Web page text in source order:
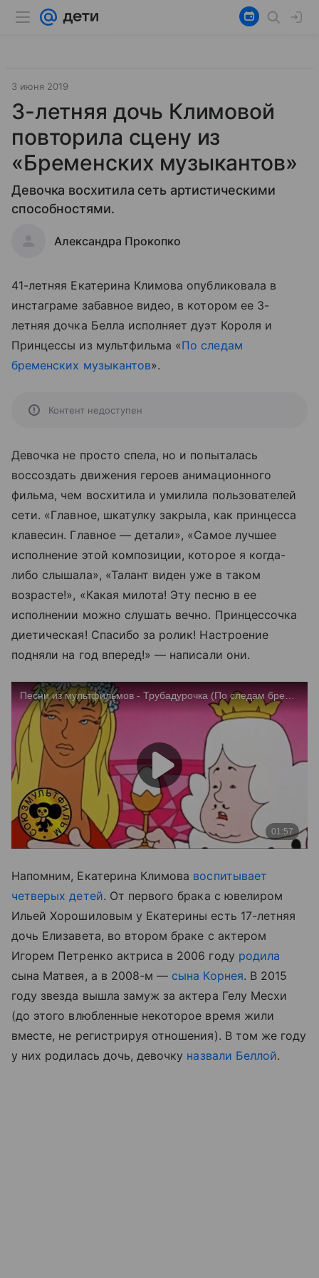
3 июня 2019
3-летняя дочь Климовой
повторила сцену из
«Бременских музыкантов»
Девочка восхитила сеть артистическими
способностями.
Александра Прокопко
41-летняя Екатерина Климова опубликовала в
инстаграме забавное видео, в котором ее 3-
летняя дочка Белла исполняет дуэт Короля и
Принцессы из мультфильма «По следам
бременских музыкантов».
Контент недоступен
Девочка не просто спела, но и попыталась
воссоздать движения героев анимационного
фильма, чем восхитила и умилила пользователей
сети. «Главное, шкатулку закрыла, как принцесса
клавесин. Главное — детали», «Самое лучшее
исполнение этой композиции, которое я когда-
либо слышала», «Талант виден уже в таком
возрасте!», «Какая милота! Эту песню в ее
исполнении можно слушать вечно. Принцессочка
диетическая! Спасибо за ролик! Настроение
подняли на год вперед!» — написали они.
Напомним, Екатерина Климова воспитывает
четверых детей. От первого брака с ювелиром
Ильей Хорошиловым у Екатерины есть 17-летняя
дочь Елизавета, во втором браке с актером
Игорем Петренко актриса в 2006 году родила
сына Матвея, а в 2008-м — сына Корнея. В 2015
году звезда вышла замуж за актера Гелу Месхи
(до этого влюбленные некоторое время жили
вместе, не регистрируя отношения). В том же году
у них родилась дочь, девочку назвали Беллой.